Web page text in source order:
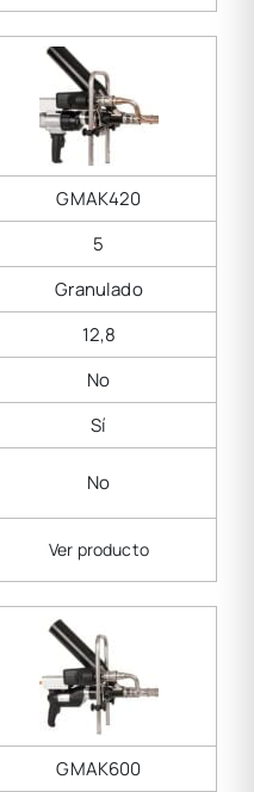
GMAK420
5
Granulado
12,8
No
Sí
No
Ver producto
GMAK600